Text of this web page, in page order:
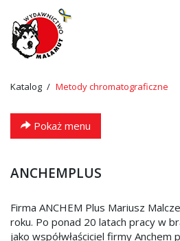
Przejdź
do menu
głównego
Przejdź
do
menu
stopce
Katalog Metody chromatograficzne
Pokaż menu
ANCHEMPLUS
Firma ANCHEM Plus Mariusz
roku. Po ponad 20 latach pracy w
jako współwłaściciel firmy Anchem